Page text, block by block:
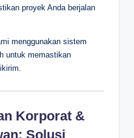
proyek Anda berjalan
menggunakan sistem
untuk memastikan
Korporat &
Solusi